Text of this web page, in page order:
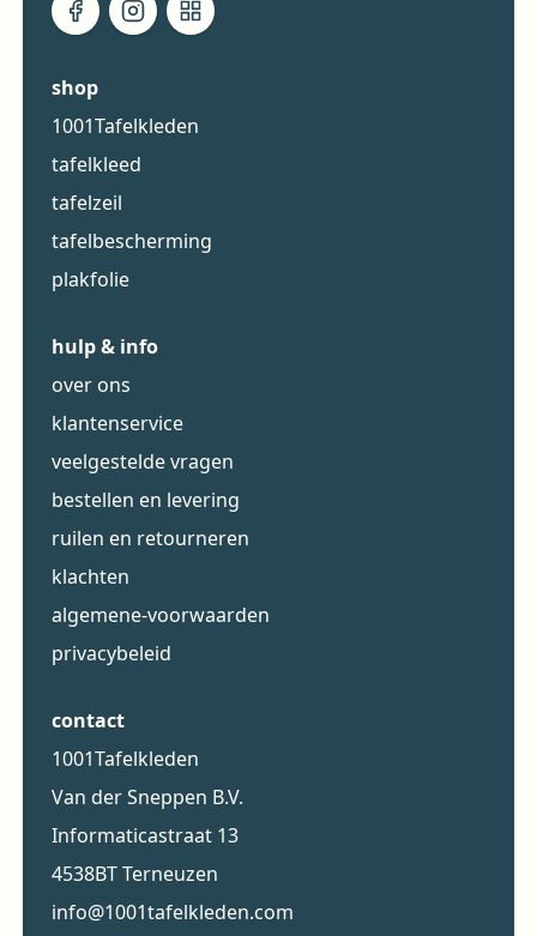
shop
1001Tafelkleden
tafelkleed
tafelzeil
tafelbescherming
plakfolie
hulp & info
over ons
klantenservice
veelgestelde vragen
bestellen en levering
ruilen en retourneren
klachten
algemene-voorwaarden
privacybeleid
contact
1001Tafelkleden
Van der Sneppen B.V.
Informaticastraat 13
4538BT Terneuzen
info@1001tafelkleden.com